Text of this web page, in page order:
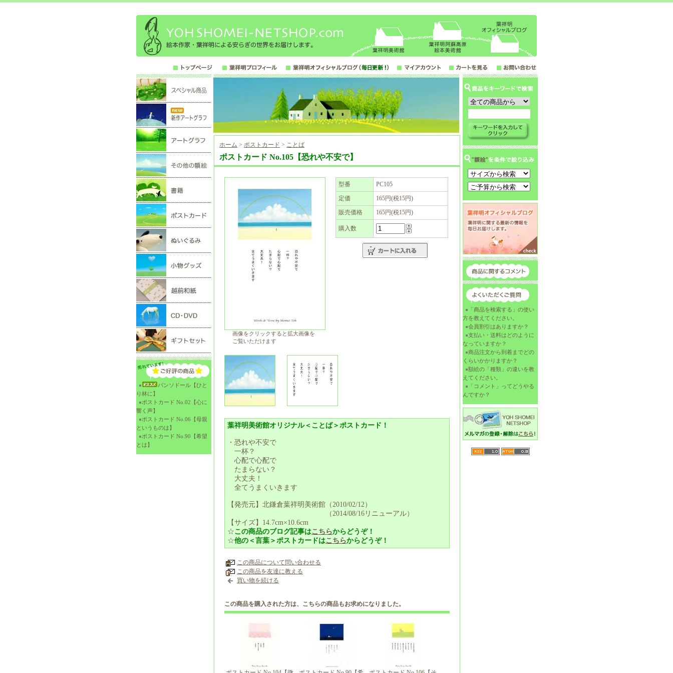
パンソドール【ひと
り林に】
ポストカード No.02【心に
響く声】
ポストカード No.06【母親
というものは】
ポストカード No.90【希望
とは】
ホーム > ポストカード > ことば
ポストカード No.105【恐れや不安で】
画像をクリックすると拡大画像を
ご覧いただけます
型番
PC105
定価
165円(税15円)
販売価格
165円(税15円)
購入数
葉祥明美術館オリジナル＜ことば＞ポストカード！
・恐れや不安で
一杯？
心配で心配で
たまらない？
大丈夫！
全てうまくいきます
【発売元】北鎌倉葉祥明美術館（2010/02/12）
（2014/08/16リニューアル）
【サイズ】14.7cm×10.6cm
☆この商品のブログ記事はこちらからどうぞ！
☆他の＜言葉＞ポストカードはこちらからどうぞ！
この商品について問い合わせる
この商品を友達に教える
買い物を続ける
この商品を購入された方は、こちらの商品もお求めになりました。
「商品を検索する」の使い
方を教えてください。
会員割引はありますか？
支払い・送料はどのように
なっていますか？
商品注文から到着までどの
くらいかかりますか？
額絵の「種類」の違いを教
えてください。
「コメント」ってどうやる
んですか？